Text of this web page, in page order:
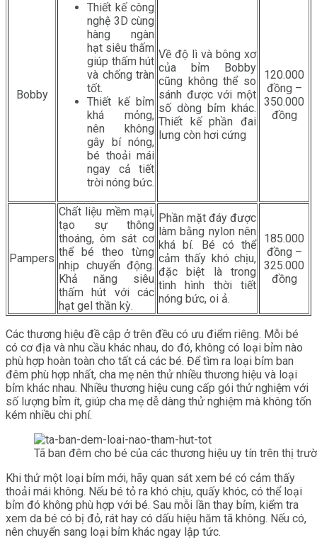
Bobby
Thiết kế công
nghệ 3D cùng
hàng ngàn
hạt siêu thấm
giúp thấm hút
và chống tràn
tốt.
Thiết kế bỉm
khá mỏng,
nên không
gây bí nóng,
bé thoải mái
ngay cả tiết
trời nóng bức.
Về độ lì và bông xơ
của bỉm Bobby
cũng không thể so
sánh được với một
số dòng bỉm khác.
Thiết kế phần đai
lưng còn hơi cứng
120.000
đồng –
350.000
đồng
Pampers
Chất liệu mềm mại,
tạo sự thông
thoáng, ôm sát cơ
thể bé theo từng
nhịp chuyển động.
Khả năng siêu
thấm hút với các
hạt gel thần kỳ.
Phần mặt đáy được
làm bằng nylon nên
khá bí. Bé có thể
cảm thấy khó chịu,
đặc biệt là trong
tình hình thời tiết
nóng bức, oi ả.
185.000
đồng –
325.000
đồng
Các thương hiệu đề cập ở trên đều có ưu điểm riêng. Mỗi bé
có cơ địa và nhu cầu khác nhau, do đó, không có loại bỉm nào
phù hợp hoàn toàn cho tất cả các bé. Để tìm ra loại bỉm ban
đêm phù hợp nhất, cha mẹ nên thử nhiều thương hiệu và loại
bỉm khác nhau. Nhiều thương hiệu cung cấp gói thử nghiệm với
số lượng bỉm ít, giúp cha mẹ dễ dàng thử nghiệm mà không tốn
kém nhiều chi phí.
Tã ban đêm cho bé của các thương hiệu uy tín trên thị
Khi thử một loại bỉm mới, hãy quan sát xem bé có cảm thấy
thoải mái không. Nếu bé tỏ ra khó chịu, quấy khóc, có thể loại
bỉm đó không phù hợp với bé. Sau mỗi lần thay bỉm, kiểm tra
xem da bé có bị đỏ, rát hay có dấu hiệu hăm tã không. Nếu có,
nên chuyển sang loại bỉm khác ngay lập tức.